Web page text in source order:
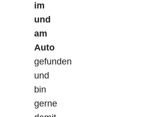
im
und
am
Auto
gefunden
und
bin
gerne